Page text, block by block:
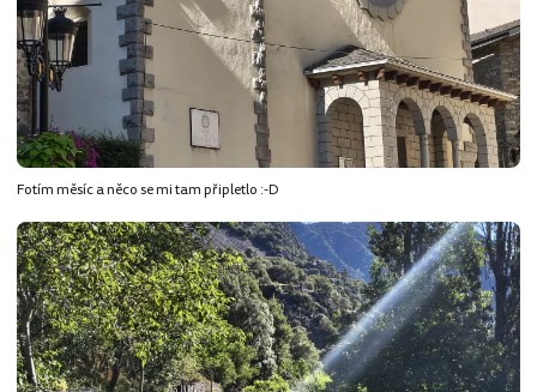
Fotím měsíc a něco se mi tam připletlo :-D